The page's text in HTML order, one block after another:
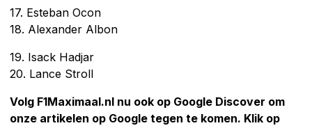
17. Esteban Ocon
18. Alexander Albon
19. Isack Hadjar
20. Lance Stroll
Volg F1Maximaal.nl nu ook op Google Discover om
onze artikelen op Google tegen te komen. Klik op